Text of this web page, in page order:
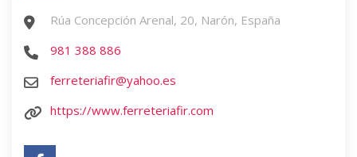
Rúa Concepción Arenal, 20, Narón, España
981 388 886
ferreteriafir@yahoo.es
https://www.ferreteriafir.com